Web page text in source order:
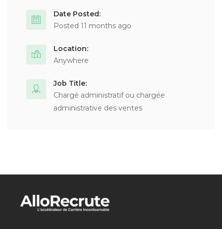
Date Posted:
Posted 11 months ago
Location:
Anywhere
Job Title:
Chargé administratif ou chargée
administrative des ventes